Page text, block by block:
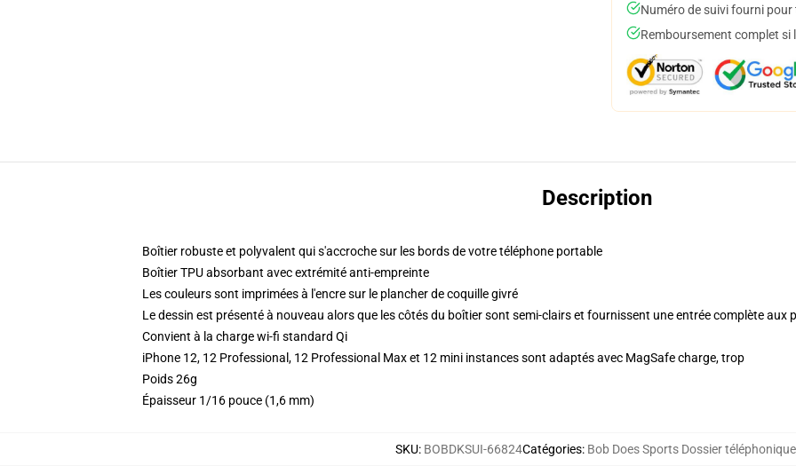
Numéro de suivi fourni pour
Remboursement complet si
Description
Boîtier robuste et polyvalent qui s'accroche sur les bords de votre téléphone portable
Boîtier TPU absorbant avec extrémité anti-empreinte
Les couleurs sont imprimées à l'encre sur le plancher de coquille givré
Le dessin est présenté à nouveau alors que les côtés du boîtier sont semi-clairs et fournissent une entrée complète aux
Convient à la charge wi-fi standard Qi
iPhone 12, 12 Professional, 12 Professional Max et 12 mini instances sont adaptés avec MagSafe charge, trop
Poids 26g
Épaisseur 1/16 pouce (1,6 mm)
SKU: BOBDKSUI-66824Catégories: Bob Does Sports Dossier téléphonique